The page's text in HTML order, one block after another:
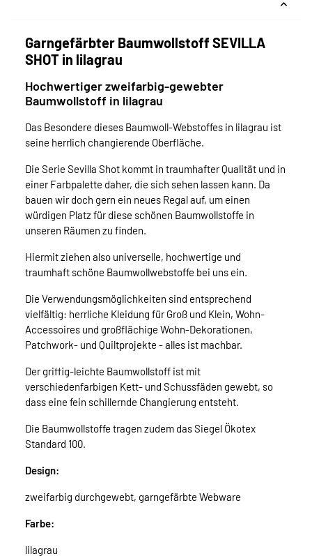
Garngefärbter Baumwollstoff SEVILLA
SHOT in lilagrau
Hochwertiger zweifarbig-gewebter
Baumwollstoff in lilagrau
Das Besondere dieses Baumwoll-Webstoffes in lilagrau ist
seine herrlich changierende Oberfläche.
Die Serie Sevilla Shot kommt in traumhafter Qualität und in
einer Farbpalette daher, die sich sehen lassen kann. Da
bauen wir doch gern ein neues Regal auf, um einen
würdigen Platz für diese schönen Baumwollstoffe in
unseren Räumen zu finden.
Hiermit ziehen also universelle, hochwertige und
traumhaft schöne Baumwollwebstoffe bei uns ein.
Die Verwendungsmöglichkeiten sind entsprechend
vielfältig: herrliche Kleidung für Groß und Klein, Wohn-
Accessoires und großflächige Wohn-Dekorationen,
Patchwork- und Quiltprojekte - alles ist machbar.
Der griffig-leichte Baumwollstoff ist mit
verschiedenfarbigen Kett- und Schussfäden gewebt, so
dass eine fein schillernde Changierung entsteht.
Die Baumwollstoffe tragen zudem das Siegel Ökotex
Standard 100.
Design:
zweifarbig durchgewebt, garngefärbte Webware
Farbe:
lilagrau